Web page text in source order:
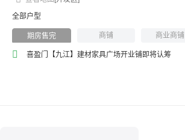
全部户型
期房售完 商铺 商业商铺
喜盈门【九江】建材家具广场开业铺即将认筹